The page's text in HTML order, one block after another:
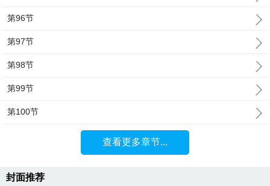
第96节
第97节
第98节
第99节
第100节
查看更多章节...
封面推荐